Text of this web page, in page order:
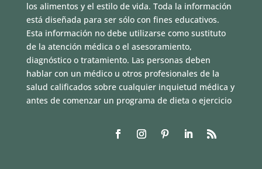
los alimentos y el estilo de vida. Toda la información
está diseñada para ser sólo con fines educativos.
Esta información no debe utilizarse como sustituto
de la atención médica o el asesoramiento,
diagnóstico o tratamiento. Las personas deben
hablar con un médico u otros profesionales de la
salud calificados sobre cualquier inquietud médica y
antes de comenzar un programa de dieta o ejercicio